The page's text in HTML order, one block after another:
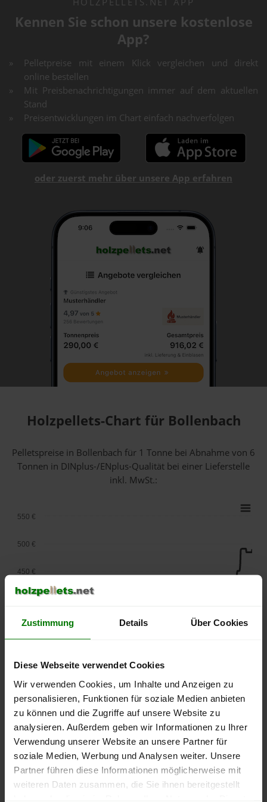
Zustimmung Details Über Cookies
Diese Webseite verwendet Cookies
Wir verwenden Cookies, um Inhalte und Anzeigen zu
personalisieren, Funktionen für soziale Medien anbieten
zu können und die Zugriffe auf unsere Website zu
analysieren. Außerdem geben wir Informationen zu Ihrer
Verwendung unserer Website an unsere Partner für
soziale Medien, Werbung und Analysen weiter. Unsere
Partner führen diese Informationen möglicherweise mit
weiteren Daten zusammen, die Sie ihnen bereitgestellt
Kennen Sie schon unsere kostenlose
App?
Pelletpreise mit einem Klick vergleichen und direkt
online bestellen
Mit Preisbenachrichtigungen immer auf dem aktuellen
Stand
Preisentwicklungen im Chart einfach nachverfolgen
oder zuerst mehr über unsere App erfahren
Holzpellets-Chart für Bollenbach
Pelletspreise in Bollenbach für 1 Tonne bei Abnahmevon 6
Tonnen in DINplus-/ENplus-Qualität bei einer Lieferstelle
inkl. MwSt.:
lose Ware Sackware
September
2025
Januar
2026
Mai
2026
250 €
350 €
450 €
500 €
550 €
Die aktuelle Preisentwicklung für Holzpellets in Deutschland
können Sie jederzeit auf unsererPelletspreise-Seite
nachvollziehen.